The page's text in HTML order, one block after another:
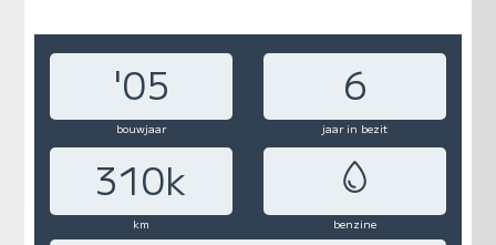
'05 6
bouwjaar jaar in bezit
310k
km benzine